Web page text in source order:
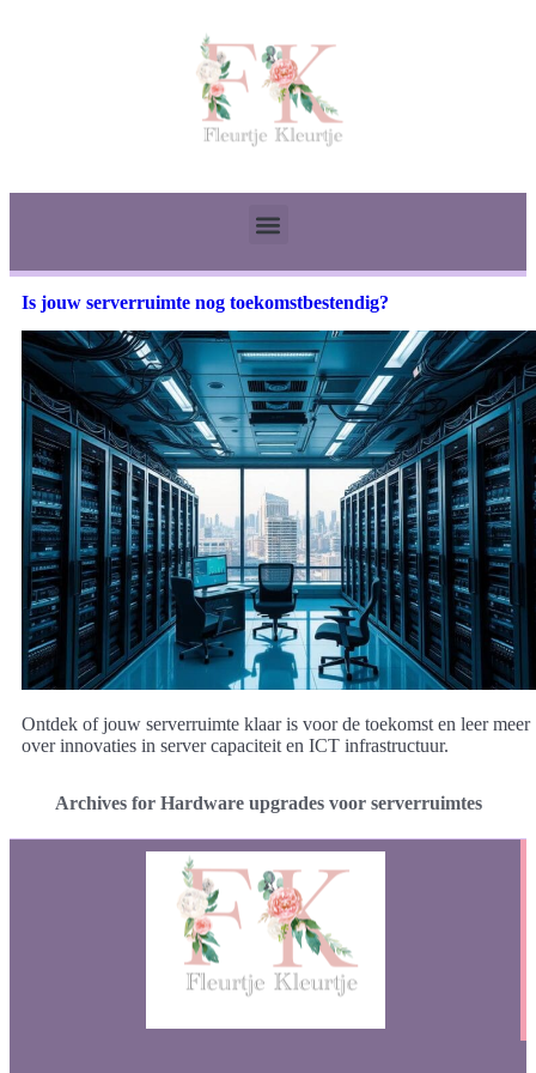
Is jouw serverruimte nog toekomstbestendig?
Ontdek of jouw serverruimte klaar is voor de toekomst en leer meer
over innovaties in server capaciteit en ICT infrastructuur.
Archives for Hardware upgrades voor serverruimtes